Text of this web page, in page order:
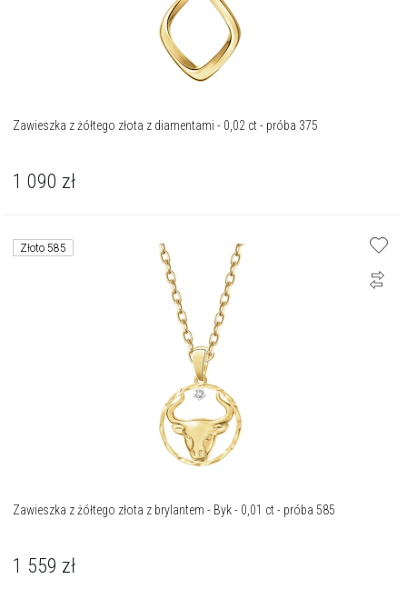
Zawieszka z żółtego złota z diamentami - 0,02 ct - próba 375
1 090 zł
Złoto 585
Zawieszka z żółtego złota z brylantem - Byk - 0,01 ct - próba 585
1 559 zł